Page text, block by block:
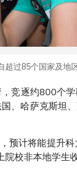
超过85个国家及地
竞逐约800个
、哈萨克斯坦
预计将能提升
校非本地学生